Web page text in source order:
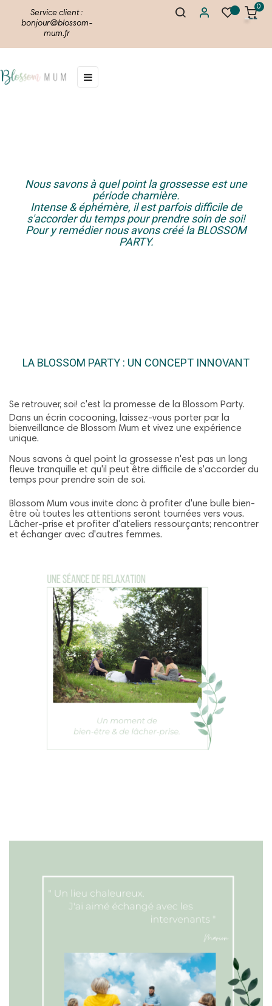
Service client :
bonjour@blossom-
mum.fr
0
Basculer
la
☰
Nous savons à quel point la grossesse est une
période charnière.
Intense & éphémère, il est parfois difficile de
s'accorder du temps pour prendre soin de soi!
Pour y remédier nous avons créé la BLOSSOM
PARTY.
LA BLOSSOM PARTY : UN CONCEPT INNOVANT
Se retrouver, soi! c'est la promesse de la Blossom Party.
Dans un écrin cocooning, laissez-vous porter par la
bienveillance de Blossom Mum et vivez une expérience
unique.
Nous savons à quel point la grossesse n'est pas un long
fleuve tranquille et qu'il peut être difficile de s'accorder du
temps pour prendre soin de soi.
Blossom Mum vous invite donc à profiter d'une bulle bien-
être où toutes les attentions seront tournées vers vous.
Lâcher-prise et profiter d'ateliers ressourçants; rencontrer
et échanger avec d'autres femmes.